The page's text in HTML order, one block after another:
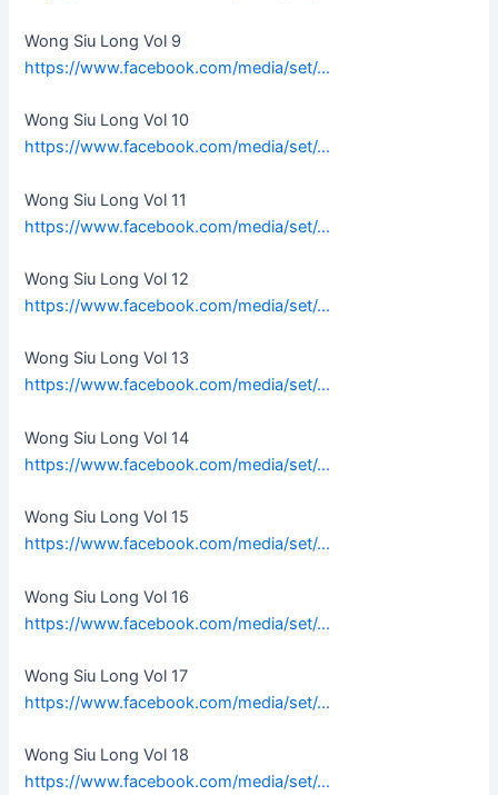
Wong Siu Long Vol 9
https://www.facebook.com/media/set/…
Wong Siu Long Vol 10
https://www.facebook.com/media/set/…
Wong Siu Long Vol 11
https://www.facebook.com/media/set/…
Wong Siu Long Vol 12
https://www.facebook.com/media/set/…
Wong Siu Long Vol 13
https://www.facebook.com/media/set/…
Wong Siu Long Vol 14
https://www.facebook.com/media/set/…
Wong Siu Long Vol 15
https://www.facebook.com/media/set/…
Wong Siu Long Vol 16
https://www.facebook.com/media/set/…
Wong Siu Long Vol 17
https://www.facebook.com/media/set/…
Wong Siu Long Vol 18
https://www.facebook.com/media/set/…